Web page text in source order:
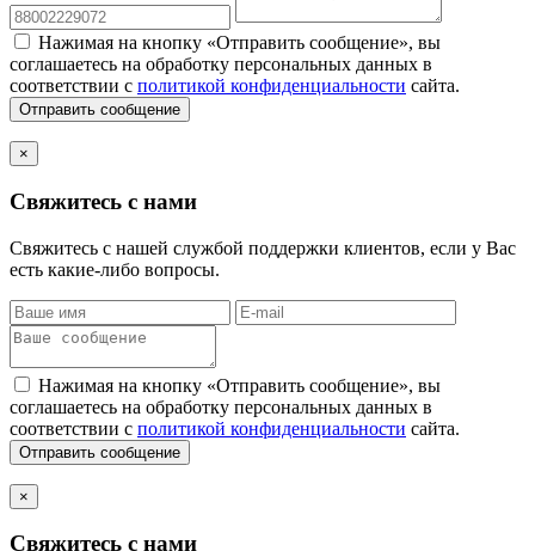
Нажимая на кнопку «Отправить сообщение», вы
соглашаетесь на обработку персональных данных в
соответствии с политикой конфиденциальности сайта.
Отправить сообщение
×
Свяжитесь с нами
Свяжитесь с нашей службой поддержки клиентов, если у Вас
есть какие-либо вопросы.
Нажимая на кнопку «Отправить сообщение», вы
соглашаетесь на обработку персональных данных в
соответствии с политикой конфиденциальности сайта.
Отправить сообщение
×
Свяжитесь с нами